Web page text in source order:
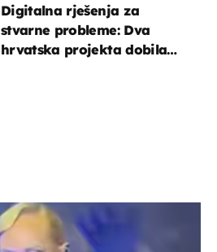
Digitalna rješenja za
stvarne probleme: Dva
hrvatska projekta dobila